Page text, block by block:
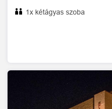
1x kétágyas szoba